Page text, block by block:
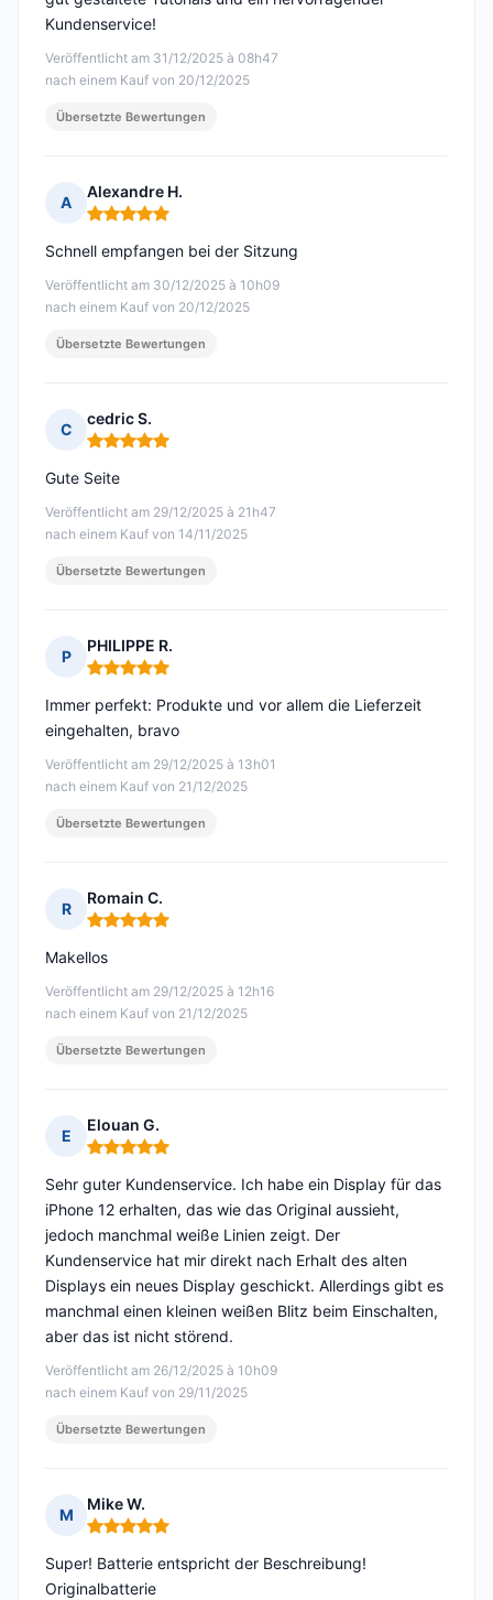
Veröffentlicht am 31/12/2025 à 08h47
nach einem Kauf von 20/12/2025
Kundenservice!
Übersetzte Bewertungen
A
Alexandre H.
Hinweis: 5 von 5
Veröffentlicht am 30/12/2025 à 10h09
nach einem Kauf von 20/12/2025
Schnell empfangen bei der Sitzung
Übersetzte Bewertungen
C
cedric S.
Hinweis: 5 von 5
Veröffentlicht am 29/12/2025 à 21h47
nach einem Kauf von 14/11/2025
Gute Seite
Übersetzte Bewertungen
P
PHILIPPE R.
Hinweis: 5 von 5
Veröffentlicht am 29/12/2025 à 13h01
nach einem Kauf von 21/12/2025
Immer perfekt: Produkte und vor allem die Lieferzeit
eingehalten, bravo
Übersetzte Bewertungen
R
Romain C.
Hinweis: 5 von 5
Veröffentlicht am 29/12/2025 à 12h16
nach einem Kauf von 21/12/2025
Makellos
Übersetzte Bewertungen
E
Elouan G.
Hinweis: 5 von 5
Veröffentlicht am 26/12/2025 à 10h09
nach einem Kauf von 29/11/2025
Sehr guter Kundenservice. Ich habe ein Display für das
iPhone 12 erhalten, das wie das Original aussieht,
jedoch manchmal weiße Linien zeigt. Der
Kundenservice hat mir direkt nach Erhalt des alten
Displays ein neues Display geschickt. Allerdings gibt es
manchmal einen kleinen weißen Blitz beim Einschalten,
aber das ist nicht störend.
Übersetzte Bewertungen
M
Mike W.
Hinweis: 5 von 5
Super! Batterie entspricht der Beschreibung!
Originalbatterie